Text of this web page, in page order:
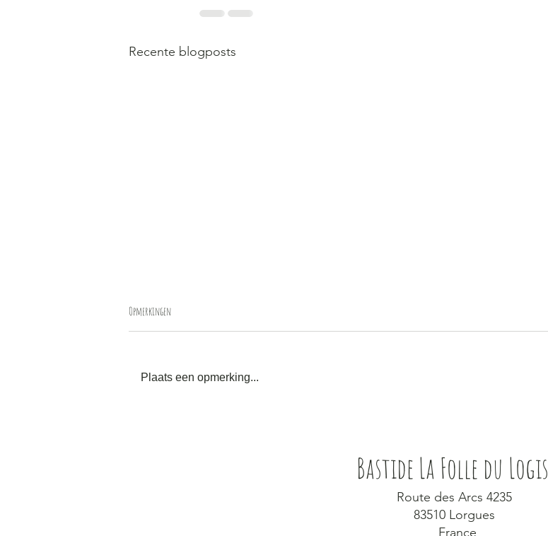
Recente blogposts
Opmerkingen
Plaats een opmerking...
Bastide La Folle du Logis
Route des Arcs 4235
83510 Lorgues
France